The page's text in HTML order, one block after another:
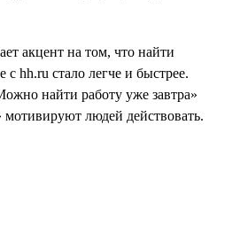
акцент на том, что найти
hh.ru стало легче и быстрее.
найти работу уже завтра»
людей действовать.